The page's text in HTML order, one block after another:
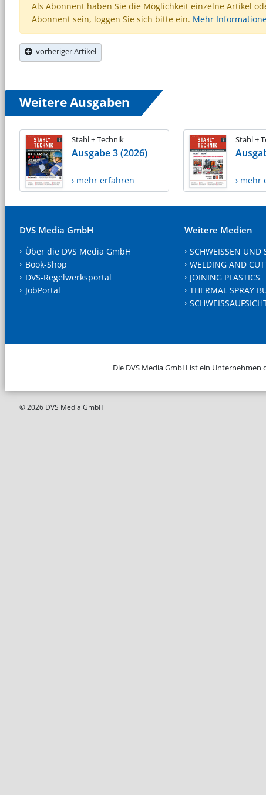
Als Abonnent haben Sie die Möglichkeit einzelne Artikel
Abonnent sein, loggen Sie sich bitte ein. Mehr
vorheriger Artikel
Weitere Ausgaben
Stahl + Technik
Ausgabe 3 (2026)
› mehr erfahren
Stahl +
› mehr
DVS Media GmbH
Über die DVS Media GmbH
Book-Shop
DVS-Regelwerksportal
JobPortal
Weitere Medien
SCHWEISSEN UND
WELDING AND
JOINING PLASTICS
THERMAL SPRAY
Die DVS Media GmbH ist ein Unternehmen
© 2026 DVS Media GmbH